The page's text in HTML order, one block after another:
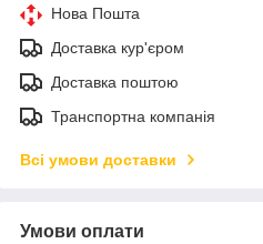
Нова Пошта
Доставка кур'єром
Доставка поштою
Транспортна компанія
Всі умови доставки
Умови оплати